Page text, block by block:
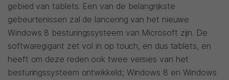
gebied van tablets. Een van de belangrijkste
gebeurtenissen zal de lancering van het nieuwe
Windows 8 besturingssysteem van Microsoft zijn. De
softwaregigant zet vol in op touch, en dus tablets, en
heeft om deze reden ook twee versies van het
besturingssysteem ontwikkeld; Windows 8 en Windows